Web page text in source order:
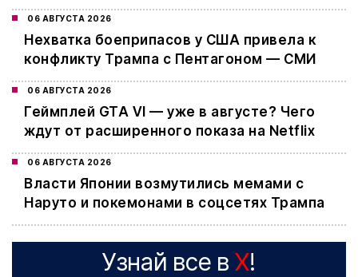
06 АВГУСТА 2026
Нехватка боеприпасов у США привела к
конфликту Трампа с Пентагоном — СМИ
06 АВГУСТА 2026
Геймплей GTA VI — уже в августе? Чего
ждут от расширенного показа на Netflix
06 АВГУСТА 2026
Власти Японии возмутились мемами с
Наруто и покемонами в соцсетях Трампа
Узнай все в X!